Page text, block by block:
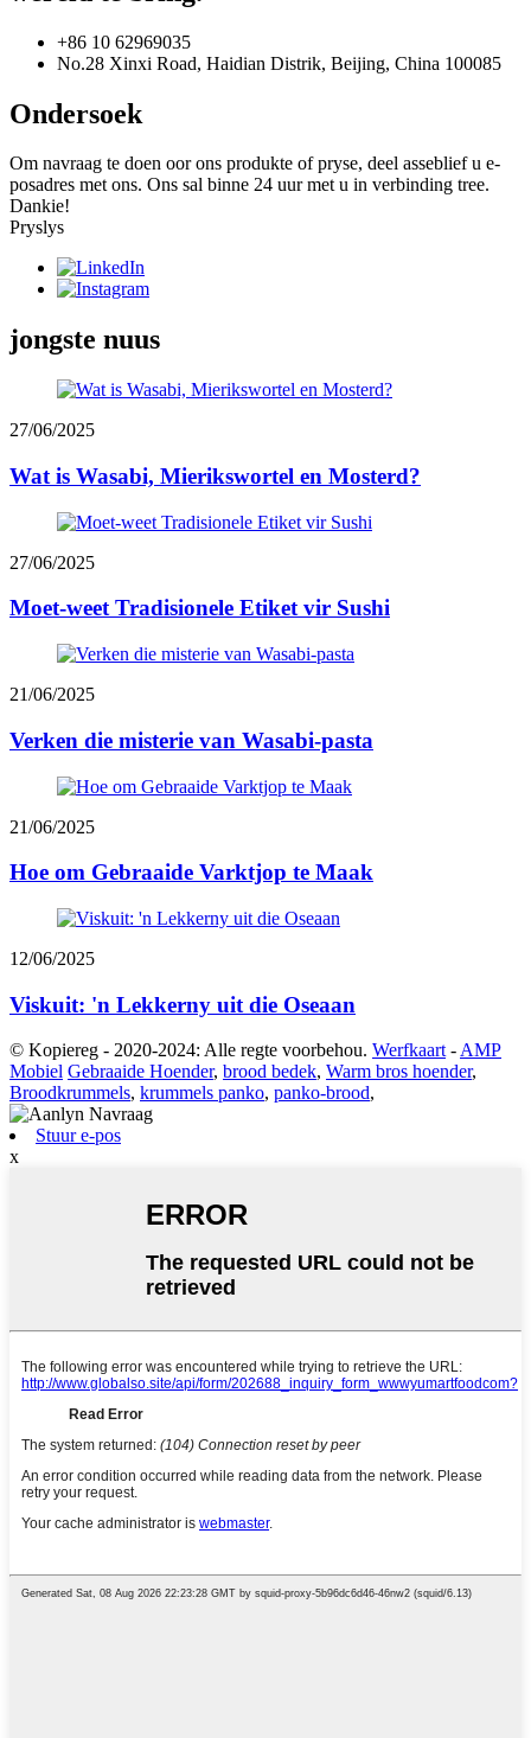
+86 10 62969035
No.28 Xinxi Road, Haidian Distrik, Beijing, China 100085
Ondersoek
Om navraag te doen oor ons produkte of pryse, deel asseblief u e-
posadres met ons. Ons sal binne 24 uur met u in verbinding tree.
Dankie!
Pryslys
jongste nuus
27/06/2025
Wat is Wasabi, Mierikswortel en Mosterd?
27/06/2025
Moet-weet Tradisionele Etiket vir Sushi
21/06/2025
Verken die misterie van Wasabi-pasta
21/06/2025
Hoe om Gebraaide Varktjop te Maak
12/06/2025
Viskuit: 'n Lekkerny uit die Oseaan
© Kopiereg - 2020-2024: Alle regte voorbehou. Werfkaart-AMP
Mobiel Gebraaide Hoender, brood bedek, Warm bros hoender,
Broodkrummels, krummels panko, panko-brood,
Stuur e-pos
x